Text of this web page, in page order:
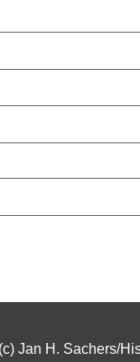
(c) Jan H. Sachers/